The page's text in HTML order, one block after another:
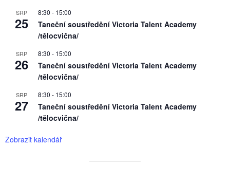
SRP
25
8:30 - 15:00
Taneční soustředění Victoria Talent Academy
/tělocvična/
SRP
26
8:30 - 15:00
Taneční soustředění Victoria Talent Academy
/tělocvična/
SRP
27
8:30 - 15:00
Taneční soustředění Victoria Talent Academy
/tělocvična/
Zobrazit kalendář